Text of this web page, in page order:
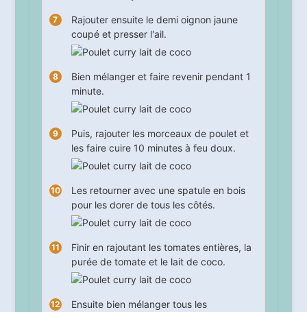
Rajouter ensuite le demi oignon jaune
coupé et presser l'ail.
Bien mélanger et faire revenir pendant 1
minute.
Puis, rajouter les morceaux de poulet et
les faire cuire 10 minutes à feu doux.
Les retourner avec une spatule en bois
pour les dorer de tous les côtés.
Finir en rajoutant les tomates entières, la
purée de tomate et le lait de coco.
Ensuite bien mélanger tous les